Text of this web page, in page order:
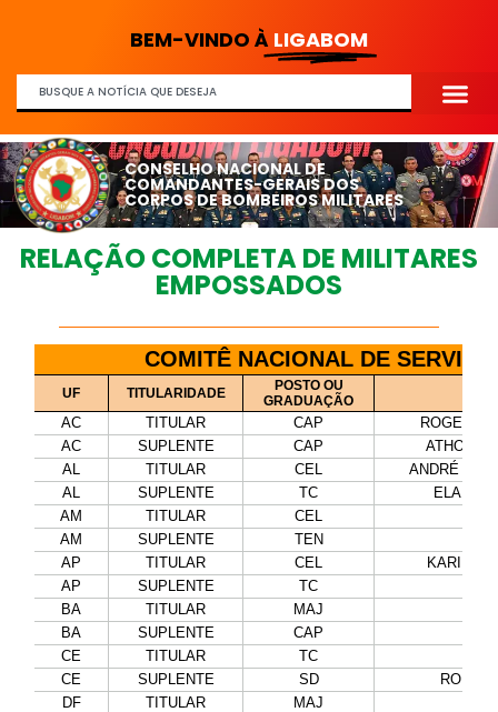
BEM-VINDO À LIGABOM
CONSELHO NACIONAL DE
COMANDANTES-GERAIS DOS
CORPOS DE BOMBEIROS MILITARES
RELAÇÃO COMPLETA DE MILITARES
EMPOSSADOS